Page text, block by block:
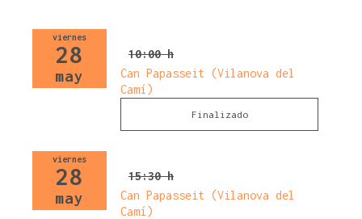
viernes
28
may
10:00 h
Can Papasseit (Vilanova del
Camí)
Finalizado
viernes
28
may
15:30 h
Can Papasseit (Vilanova del
Camí)